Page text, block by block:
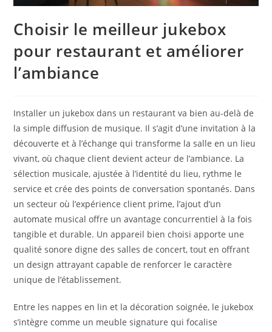
Choisir le meilleur jukebox
pour restaurant et améliorer
l’ambiance
Installer un jukebox dans un restaurant va bien au-delà de
la simple diffusion de musique. Il s’agit d’une invitation à la
découverte et à l’échange qui transforme la salle en un lieu
vivant, où chaque client devient acteur de l’ambiance. La
sélection musicale, ajustée à l’identité du lieu, rythme le
service et crée des points de conversation spontanés. Dans
un secteur où l’expérience client prime, l’ajout d’un
automate musical offre un avantage concurrentiel à la fois
tangible et durable. Un appareil bien choisi apporte une
qualité sonore digne des salles de concert, tout en offrant
un design attrayant capable de renforcer le caractère
unique de l’établissement.
Entre les nappes en lin et la décoration soignée, le jukebox
s’intègre comme un meuble signature qui focalise